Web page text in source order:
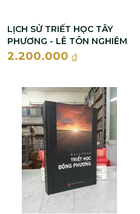
LỊCH SỬ TRIẾT HỌC TÂY
PHƯƠNG - LÊ TÔN NGHIÊM
2.200.000 đ